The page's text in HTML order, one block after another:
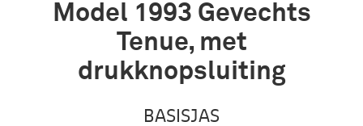
Model 1993 Gevechts
Tenue, met
drukknopsluiting
BASISJAS